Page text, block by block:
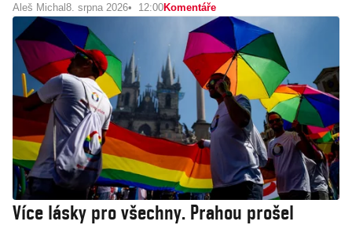
Aleš Michal 8. srpna 2026 12:00Komentáře
Více lásky pro všechny. Prahou prošel